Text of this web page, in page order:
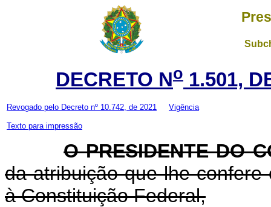
DECRETO No 1.501,
Revogado pelo Decreto nº 10.742, de 2021 Vigência
Texto para impressão
O PRESIDENTE DO
da atribuição que lhe
à Constituição Federal,